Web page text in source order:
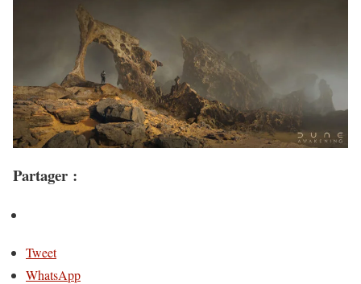
Partager :
Tweet
WhatsApp